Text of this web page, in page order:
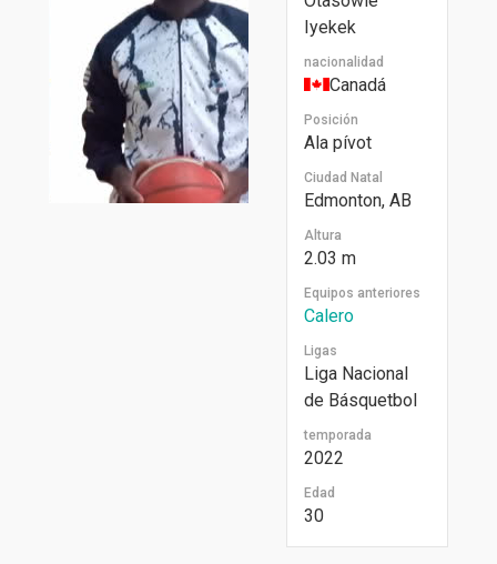
Iyekek
nacionalidad
Canadá
Posición
Ala pívot
Ciudad Natal
Edmonton, AB
Altura
2.03 m
Equipos anteriores
Calero
Ligas
Liga Nacional
de Básquetbol
temporada
2022
Edad
30